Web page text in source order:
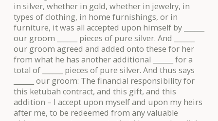
in silver, whether in gold, whether in jewelry, in
types of clothing, in home furnishings, or in
furniture, it was all accepted upon himself by ______
our groom ______ pieces of pure silver. And ______
our groom agreed and added onto these for her
from what he has another additional ______ for a
total of ______ pieces of pure silver. And thus says
______ our groom: The financial responsibility for
this ketubah contract, and this gift, and this
addition – I accept upon myself and upon my heirs
after me, to be redeemed from any valuable